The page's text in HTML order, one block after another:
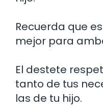
Recuerda que
mejor para
El destete
tanto de tus
las de tu hijo.